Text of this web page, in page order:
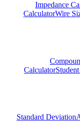
Impedance
CalculatorWire
Calculator
Standard Deviation